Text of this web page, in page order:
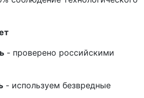
- проверено российскими
- используем безвредные